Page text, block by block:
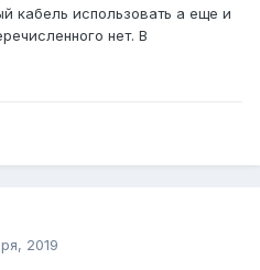
кабель использовать а еще и
нет. В
2019